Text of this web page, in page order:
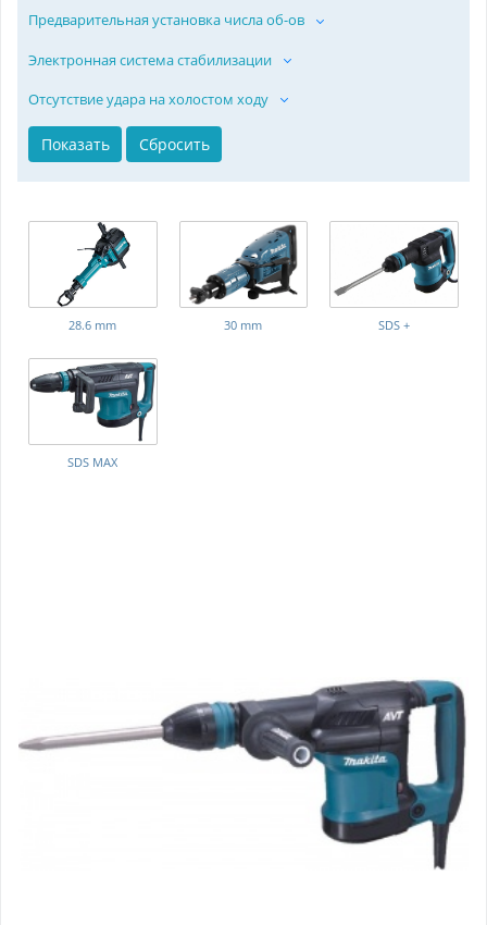
Предварительная установка числа об-ов
Электронная система стабилизации
Отсутствие удара на холостом ходу
28.6 mm 30 mm SDS +
SDS MAX